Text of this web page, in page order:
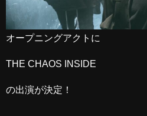
オープニングアクトに
THE CHAOS INSIDE
の出演が決定！